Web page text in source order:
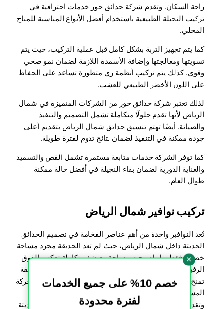
راحة السكان. وتقدم شركة حدائق حور خدمات احترافية في
تركيب النجيلة الطبيعية باستخدام أفضل الأنواع المناسبة للمناخ
المحلي.
كما يتم تجهيز التربة بشكل كامل قبل عملية التركيب، حيث يتم
تسويتها ومعالجتها وإضافة الأسمدة اللازمة لضمان نمو صحي
وقوي. كذلك يتم تركيب أنظمة ري متطورة تساعد على الحفاظ
على اللون الأخضر الطبيعي للعشب.
لذلك تعتبر شركة حدائق حور من الشركات المتميزة في شمال
الرياض لأنها تقدم حلولًا متكاملة تشمل التصميم والتنفيذ
والصيانة. أيضًا تهتم تنسيق حدائق شمال الرياض بتقديم أعلى
جودة ممكنة في التنفيذ لضمان نتائج تدوم لفترة طويلة.
كما توفر الشركة خدمات متابعة مستمرة تشمل القص والتسميد
والعناية الدورية لضمان بقاء النجيلة في أفضل حالة ممكنة
طوال العام.
تركيب نوافير شمال الرياض
تُعد النوافير واحدة من أهم عناصر الفخامة في تصميم الحدائق
الحديثة داخل شمال الرياض، حيث لم تعد الحديقة مجرد مساحة
خضراء فقط، بل أصبحت مساحة معيشة متكاملة تعكس الذوق
الرفيع لأصحاب المنازل والفلل. وإضافة النافورة داخل الحديقة
تمنح المكان طابعًا خاصًا يجمع بين الصوت الهادئ للماء والحركة
المستمرة التي تضيف إحساسًا بالاسترخاء والراحة النفسية.
وتقدم شركة حدائق حور خدمات تركيب النوافير بأساليب حديثة
×
خصم 10% على جميع الخدمات
لفترة محدودة